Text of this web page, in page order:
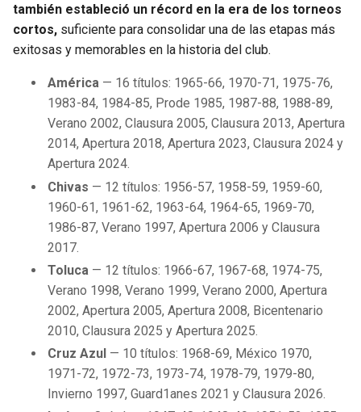
también estableció un récord en la era de los torneos
cortos, suficiente para consolidar una de las etapas más
exitosas y memorables en la historia del club.
América — 16 títulos: 1965-66, 1970-71, 1975-76,
1983-84, 1984-85, Prode 1985, 1987-88, 1988-89,
Verano 2002, Clausura 2005, Clausura 2013, Apertura
2014, Apertura 2018, Apertura 2023, Clausura 2024 y
Apertura 2024.
Chivas — 12 títulos: 1956-57, 1958-59, 1959-60,
1960-61, 1961-62, 1963-64, 1964-65, 1969-70,
1986-87, Verano 1997, Apertura 2006 y Clausura
2017.
Toluca — 12 títulos: 1966-67, 1967-68, 1974-75,
Verano 1998, Verano 1999, Verano 2000, Apertura
2002, Apertura 2005, Apertura 2008, Bicentenario
2010, Clausura 2025 y Apertura 2025.
Cruz Azul — 10 títulos: 1968-69, México 1970,
1971-72, 1972-73, 1973-74, 1978-79, 1979-80,
Invierno 1997, Guard1anes 2021 y Clausura 2026.